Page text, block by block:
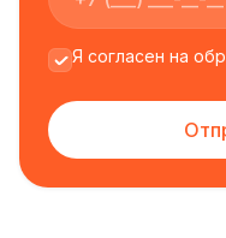
Я согласен на